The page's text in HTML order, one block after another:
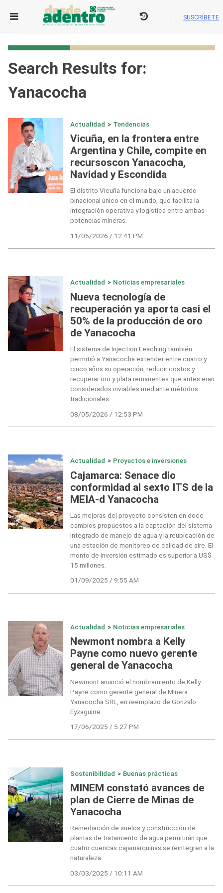
SUSCRÍBETE
Search Results for:
Yanacocha
Actualidad > Tendencias
Vicuña, en la frontera entre
Argentina y Chile, compite en
recursoscon Yanacocha,
Navidad y Escondida
El distrito Vicuña funciona bajo un acuerdo
binacional único en el mundo, que facilita la
integración operativa y logística entre ambas
potencias mineras.
11/05/2026 / 12:41 PM
Actualidad > Noticias empresariales
Nueva tecnología de
recuperación ya aporta casi el
50% de la producción de oro
de Yanacocha
El sistema de Injection Leaching también
permitió a Yanacocha extender entre cuatro y
cinco años su operación, reducir costos y
recuperar oro y plata remanentes que antes eran
considerados inviables mediante métodos
tradicionales.
08/05/2026 / 12:53 PM
Actualidad > Proyectos e inversiones
Cajamarca: Senace dio
conformidad al sexto ITS de la
MEIA-d Yanacocha
Las mejoras del proyecto consisten en doce
cambios propuestos a la captación del sistema
integrado de manejo de agua y la reubicación de
una estación de monitoreo de calidad de aire. El
monto de inversión estimado es superior a US$
15 millones.
01/09/2025 / 9:55 AM
Actualidad > Noticias empresariales
Newmont nombra a Kelly
Payne como nuevo gerente
general de Yanacocha
Newmont anunció el nombramiento de Kelly
Payne como gerente general de Minera
Yanacocha SRL, en reemplazo de Gonzalo
Eyzaguirre.
17/06/2025 / 5:27 PM
Sostenibilidad > Buenas prácticas
MINEM constató avances de
plan de Cierre de Minas de
Yanacocha
Remediación de suelos y construcción de
plantas de tratamiento de agua permitirán que
cuatro cuencas cajamarquinas se reintegren a la
naturaleza.
03/03/2025 / 10:11 AM